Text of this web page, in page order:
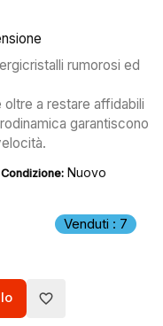
rumorosi ed
a restare affidabili
garantiscono
Condizione: Nuovo
Venduti : 7
favorite_border